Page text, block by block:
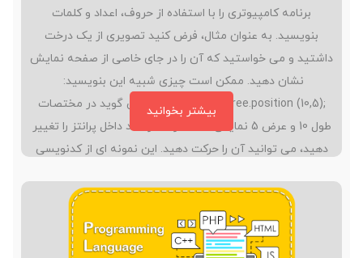
برنامه کامپیوتری را با استفاده از حروف، اعداد و کلمات
بنویسید. به عنوان مثال، فرض کنید تصویری از یک درخت
داشتید و می خواستید که آن را در جای خاصی از صفحه نمایش
نشان دهید. ممکن است چیزی شبیه این بنویسید:
;tree.position (10,5) این کد به درخت می گوید در مختصات
طول 10 و عرض 5 نمایش داده شود. اگر عدد داخل پرانتز را تغییر
دهید، می توانید آن را حرکت دهید. این نمونه ای از کدنویسی
متن وجود…
بیشتر بخوانید